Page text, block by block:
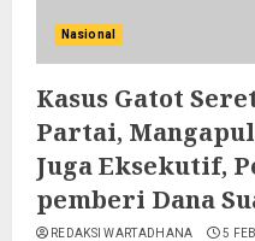
Nasional
Kasus Gatot
Partai,
Juga Eksekutif,
pemberi Dana
REDAKSI WARTADHANA 5